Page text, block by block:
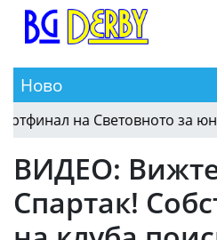
Ново
08:52 България срещу
ВИДЕО:
Спартак!